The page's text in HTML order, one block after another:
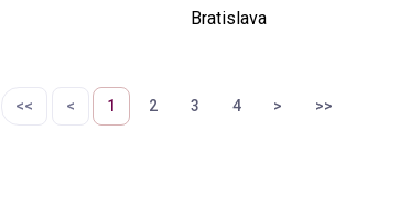
Bratislava
<< < 1 2 3 4 > >>